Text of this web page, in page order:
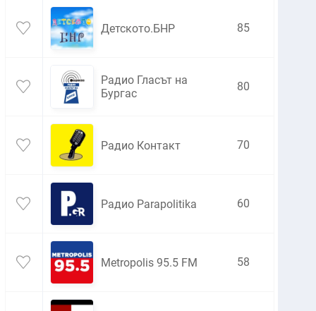
Детското.БНР 85
Радио Гласът на
Бургас
80
Радио Контакт 70
Радио Parapolitika 60
Metropolis 95.5 FM 58